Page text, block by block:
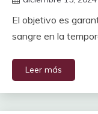
El objetivo es
sangre en la
Leer más